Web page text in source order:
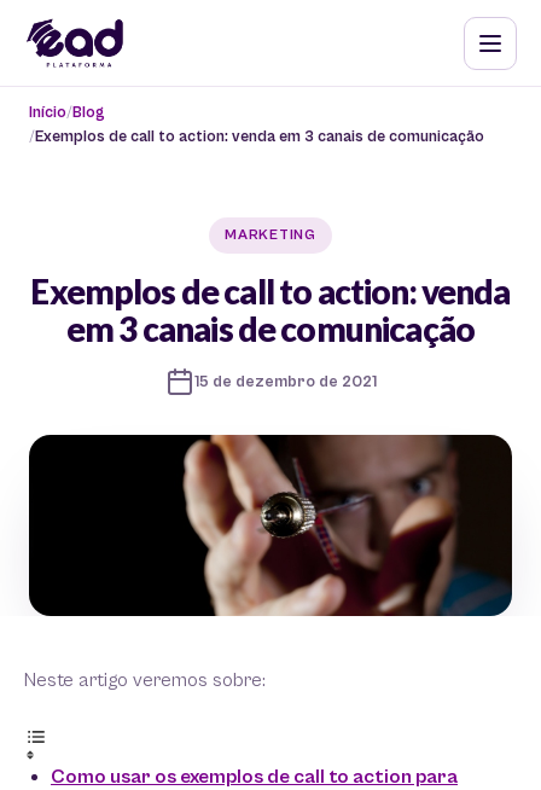
Início Blog
Exemplos de call to action: venda em 3 canais de comunicação
MARKETING
Exemplos de call to action: venda
em 3 canais de comunicação
15 de dezembro de 2021
Neste artigo veremos sobre:
Como usar os exemplos de call to action para